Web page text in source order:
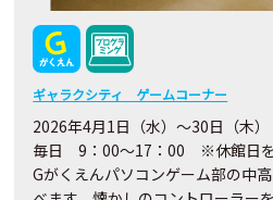
ギャラクシティ ゲームコーナー
2026年4月1日（水）～30日（木）
毎日 9：00～17：00 ※休館日を
Gがくえんパソコンゲーム部の中